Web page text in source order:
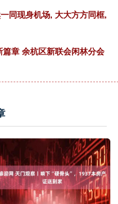
同现身机场, 大大方方同框,
章 余杭区新联会闲林分会